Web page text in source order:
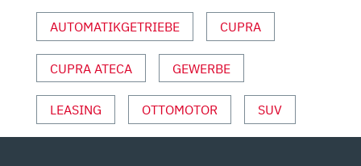
UND
SPORT“
YOUTUBE
ANZEIGEN
AUTOMATIKGETRIEBE CUPRA
CUPRA ATECA GEWERBE
LEASING OTTOMOTOR SUV